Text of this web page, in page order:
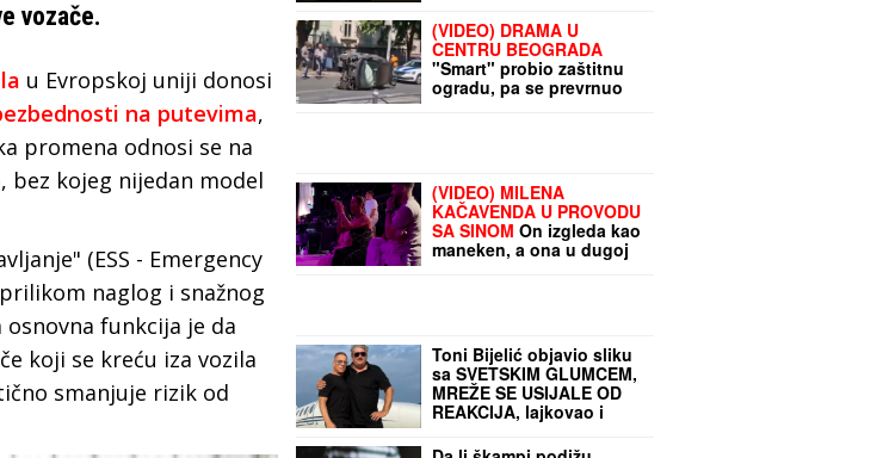
vozače.
u Evropskoj uniji donosi
na putevima,
promena odnosi se na
, bez kojeg nijedan model
(ESS - Emergency
naglog i snažnog
funkcija je da
koji se kreću iza vozila
smanjuje rizik od
(VIDEO) DRAMA U
CENTRU BEOGRADA
"Smart" probio zaštitnu
ogradu, pa se prevrnuo
(VIDEO) MILENA
KAČAVENDA U PROVODU
SA SINOM On izgleda kao
maneken, a ona u dugoj
Toni Bijelić objavio sliku
sa SVETSKIM GLUMCEM,
MREŽE SE USIJALE OD
REAKCIJA, lajkovao i
CEO ŽIVOT" (FOTO)